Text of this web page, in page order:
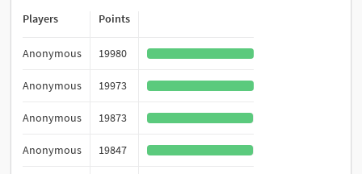
Players Points
Anonymous 19980
Anonymous 19973
Anonymous 19873
Anonymous 19847